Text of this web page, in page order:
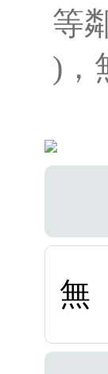
等
)，
無